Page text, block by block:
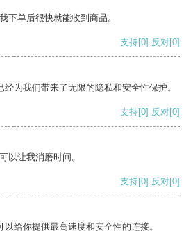
下单后很快就能收到商品。
支持[0] 反对[0]
为我们带来了无限的隐私和安全性保护。
支持[0] 反对[0]
以让我消磨时间。
支持[0] 反对[0]
给你提供最高速度和安全性的连接。